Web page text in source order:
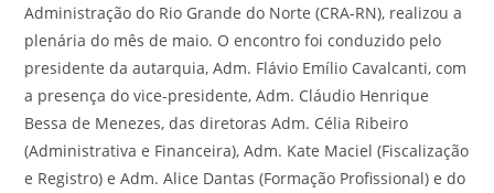
Administração do Rio Grande do Norte (CRA-RN), realizou a
plenária do mês de maio. O encontro foi conduzido pelo
presidente da autarquia, Adm. Flávio Emílio Cavalcanti, com
a presença do vice-presidente, Adm. Cláudio Henrique
Bessa de Menezes, das diretoras Adm. Célia Ribeiro
(Administrativa e Financeira), Adm. Kate Maciel (Fiscalização
e Registro) e Adm. Alice Dantas (Formação Profissional) e do